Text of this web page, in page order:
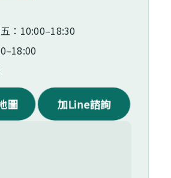
：10:00–18:30
圖 加Line諮詢